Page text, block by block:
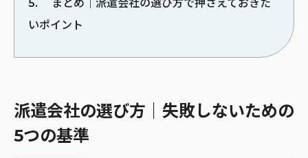
5
まとめ｜派遣会社の選び方で押さえておきた
いポイント
派遣会社の選び方｜失敗しないための
5つの基準